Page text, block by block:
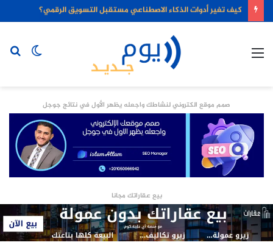
كيف تغير أدوات الذكاء الاصطناعي مستقبل التسويق الرقمي؟
الوضع
صمم موقع الكتروني لنشاطك واجعله يظهر الأول في نتائج جوجل
بيع عقاراتك مجانا